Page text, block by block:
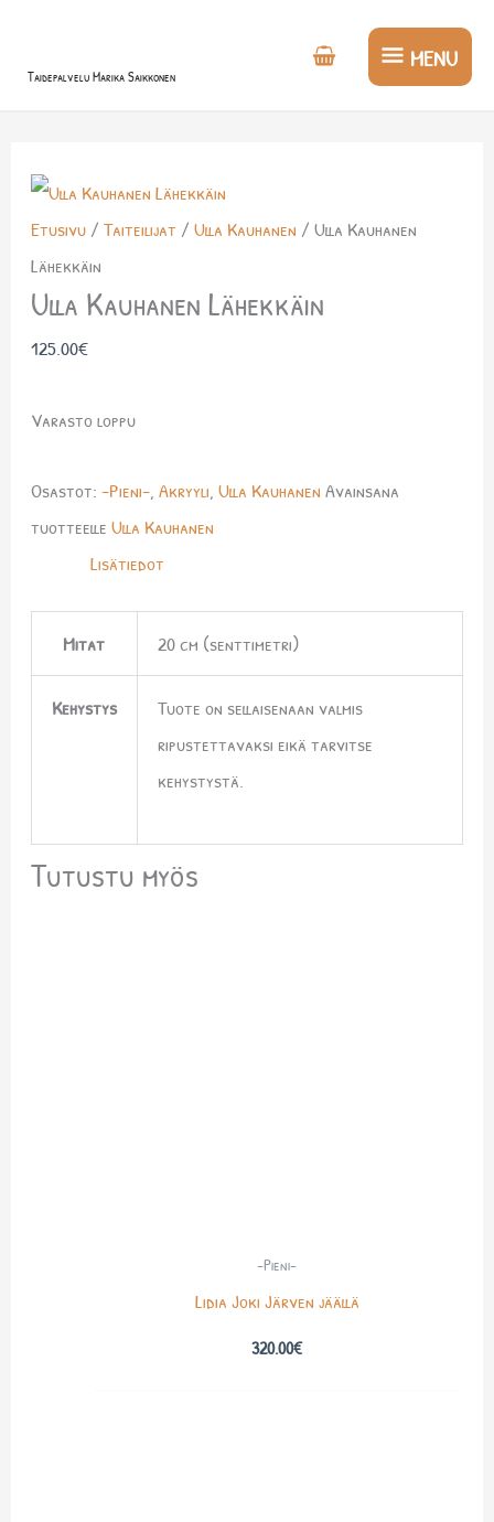
Taidepalvelu Marika Saikkonen
MENU
MENU
Etusivu/ Taiteilijat / Ulla Kauhanen / Ulla Kauhanen
Lähekkäin
Ulla Kauhanen Lähekkäin
125.00€
Varasto loppu
Osastot: -Pieni-, Akryyli, Ulla Kauhanen Avainsana
tuotteelle Ulla Kauhanen
Lisätiedot
Mitat 20 cm (senttimetri)
Kehystys
Tuote on sellaisenaan valmis
ripustettavaksi eikä tarvitse
kehystystä.
Tutustu myös
-Pieni-
Lidia Joki Järven jäällä
320.00€